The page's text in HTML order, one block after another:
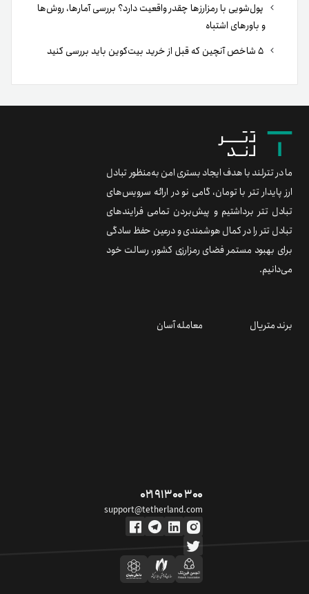
پول‌شویی با رمزارزها چقدر واقعیت دارد؟ بررسی آمارها، روش‌ها
و باورهای اشتباه
ما در تترلند با هدف ایجاد بستری امن به‌منظور تبادل
ارز پایدار تتر با تومان، گامی نو در ارائه سرویس‌های
تبادل تتر برداشتیم و پیش‌بردن تمامی فرایندهای
تبادل تتر را در کمال هوشمندی و درعین حفظ سادگی
برای بهبود مستمر فضای رمزارزی کشور، رسالت خود
می‌دانیم.
برند متریال معامله آسان
۰۲۱ ۹۱ ۳۰۰ ۳۰۰
support@tetherland.com